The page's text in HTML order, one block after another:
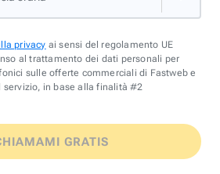
privacy ai sensi del regolamento UE
al trattamento dei dati personali per
sulle offerte commerciali di Fastweb e
in base alla finalità #2
GRATIS